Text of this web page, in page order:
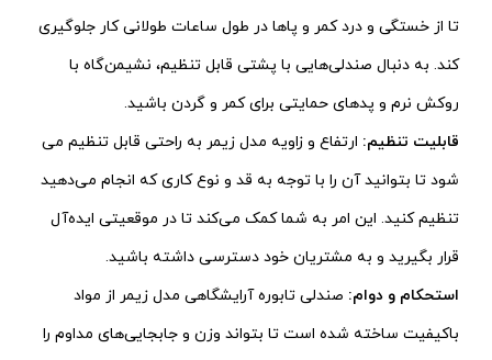
تا از خستگی و درد کمر و پاها در طول ساعات طولانی کار جلوگیری
کند. به دنبال صندلی‌هایی با پشتی قابل تنظیم، نشیمن‌گاه با
روکش نرم و پدهای حمایتی برای کمر و گردن باشید.
قابلیت تنظیم: ارتفاع و زاویه مدل زیمر به راحتی قابل تنظیم می
شود تا بتوانید آن را با توجه به قد و نوع کاری که انجام می‌دهید
تنظیم کنید. این امر به شما کمک می‌کند تا در موقعیتی ایده‌آل
قرار بگیرید و به مشتریان خود دسترسی داشته باشید.
استحکام و دوام: صندلی تابوره آرایشگاهی مدل زیمر از مواد
باکیفیت ساخته شده است تا بتواند وزن و جابجایی‌های مداوم را